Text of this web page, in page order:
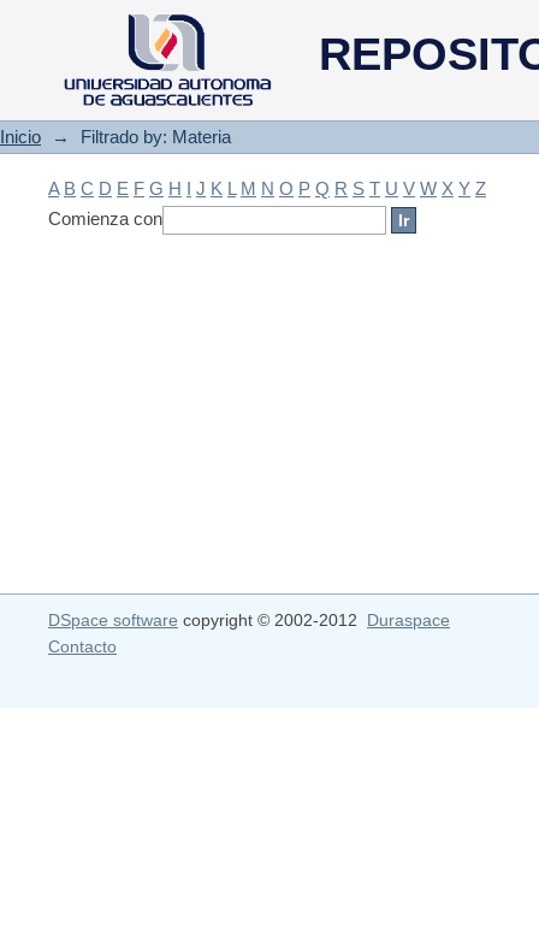
Filtrado by: Materia
Inicio → Filtrado by: Materia
A B C D E F G H I J K L M N O P Q R S T U V W X Y Z
Comienza con
DSpace software copyright © 2002-2012 Duraspace
Contacto